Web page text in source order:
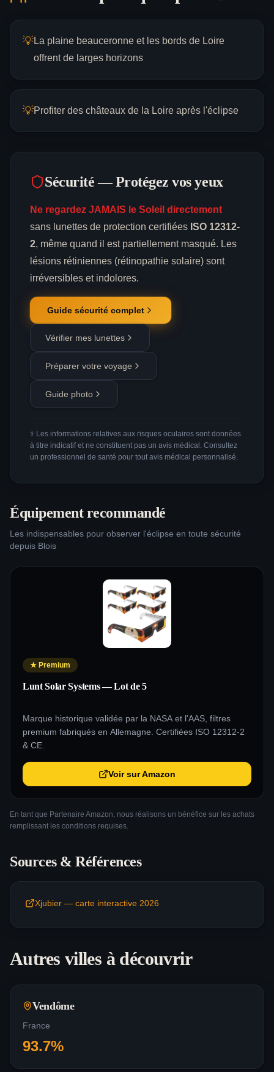
💡La plaine beauceronne et les bords de Loire
offrent de larges horizons
💡Profiter des châteaux de la Loire après l'éclipse
Sécurité — Protégez vos yeux
Ne regardez JAMAIS le Soleil directement
sans lunettes de protection certifiées ISO 12312-
2, même quand il est partiellement masqué. Les
lésions rétiniennes (rétinopathie solaire) sont
irréversibles et indolores.
Guide sécurité complet
Vérifier mes lunettes
Préparer votre voyage
Guide photo
⚕️ Les informations relatives aux risques oculaires sont données
à titre indicatif et ne constituent pas un avis médical. Consultez
un professionnel de santé pour tout avis médical personnalisé.
Équipement recommandé
Les indispensables pour observer l'éclipse en toute sécurité
depuis Blois
★ Premium
Lunt Solar Systems — Lot de 5
Marque historique validée par la NASA et l'AAS, filtres
premium fabriqués en Allemagne. Certifiées ISO 12312-2
& CE.
Voir sur Amazon
En tant que Partenaire Amazon, nous réalisons un bénéfice sur les achats
remplissant les conditions requises.
Sources & Références
Xjubier — carte interactive 2026
Autres villes à découvrir
Vendôme
France
93.7%